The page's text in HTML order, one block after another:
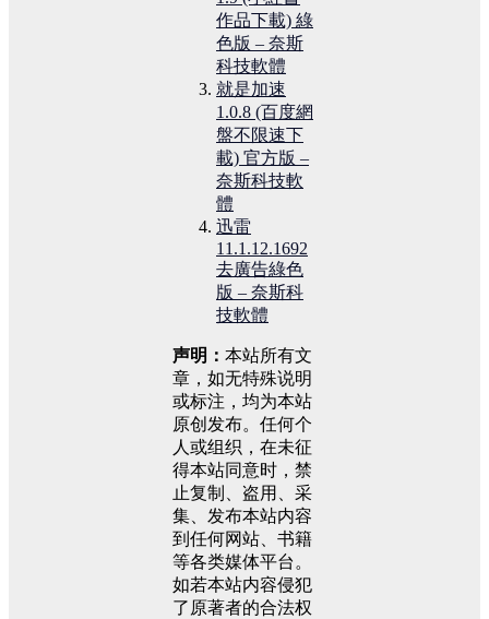
作品下載) 綠
色版 – 奈斯
科技軟體
就是加速
1.0.8 (百度網
盤不限速下
載) 官方版 –
奈斯科技軟
體
迅雷
11.1.12.1692
去廣告綠色
版 – 奈斯科
技軟體
声明： 本站所有文
章，如无特殊说明
或标注，均为本站
原创发布。任何个
人或组织，在未征
得本站同意时，禁
止复制、盗用、采
集、发布本站内容
到任何网站、书籍
等各类媒体平台。
如若本站内容侵犯
了原著者的合法权